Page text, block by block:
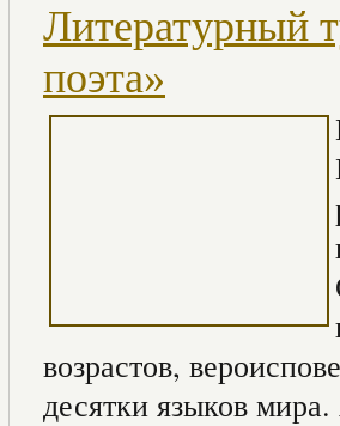
Литературный
поэта»
возрастов,
десятки языков